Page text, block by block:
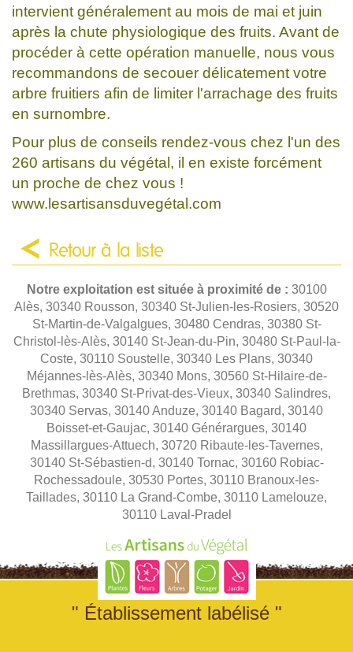
intervient généralement au mois de mai et juin
après la chute physiologique des fruits. Avant de
procéder à cette opération manuelle, nous vous
recommandons de secouer délicatement votre
arbre fruitiers afin de limiter l'arrachage des fruits
en surnombre.
Pour plus de conseils rendez-vous chez l'un des
260 artisans du végétal, il en existe forcément
un proche de chez vous !
www.lesartisansduvegétal.com
Retour à la liste
Notre exploitation est située à proximité de : 30100
Alès, 30340 Rousson, 30340 St-Julien-les-Rosiers, 30520
St-Martin-de-Valgalgues, 30480 Cendras, 30380 St-
Christol-lès-Alès, 30140 St-Jean-du-Pin, 30480 St-Paul-la-
Coste, 30110 Soustelle, 30340 Les Plans, 30340
Méjannes-lès-Alès, 30340 Mons, 30560 St-Hilaire-de-
Brethmas, 30340 St-Privat-des-Vieux, 30340 Salindres,
30340 Servas, 30140 Anduze, 30140 Bagard, 30140
Boisset-et-Gaujac, 30140 Générargues, 30140
Massillargues-Attuech, 30720 Ribaute-les-Tavernes,
30140 St-Sébastien-d, 30140 Tornac, 30160 Robiac-
Rochessadoule, 30530 Portes, 30110 Branoux-les-
Taillades, 30110 La Grand-Combe, 30110 Lamelouze,
30110 Laval-Pradel
" Établissement labélisé "